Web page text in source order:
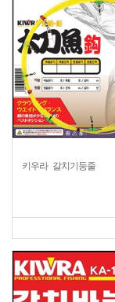
키우라 갈치기둥줄